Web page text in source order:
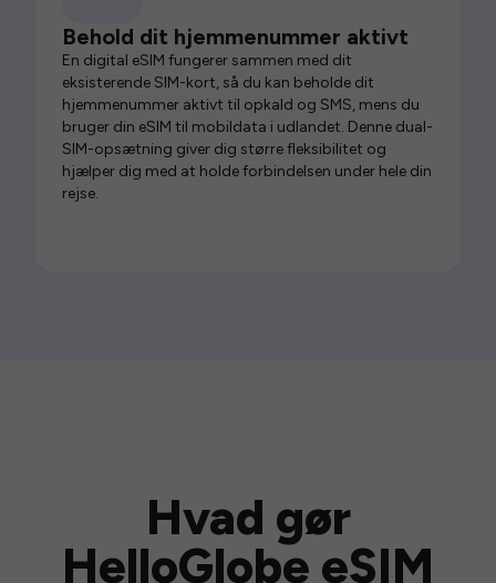
Behold dit hjemmenummer aktivt
En digital eSIM fungerer sammen med dit
eksisterende SIM-kort, så du kan beholde dit
hjemmenummer aktivt til opkald og SMS, mens du
bruger din eSIM til mobildata i udlandet. Denne dual-
SIM-opsætning giver dig større fleksibilitet og
hjælper dig med at holde forbindelsen under hele din
rejse.
Hvad gør
HelloGlobe eSIM